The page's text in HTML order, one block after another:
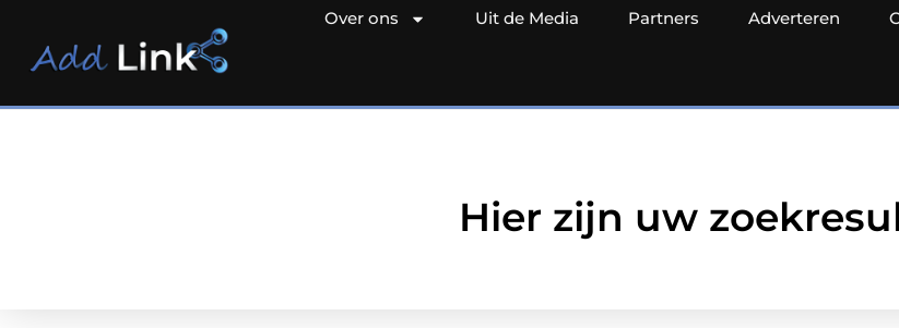
Over ons Uit de Media Partners Adverteren
Hier zijn uw